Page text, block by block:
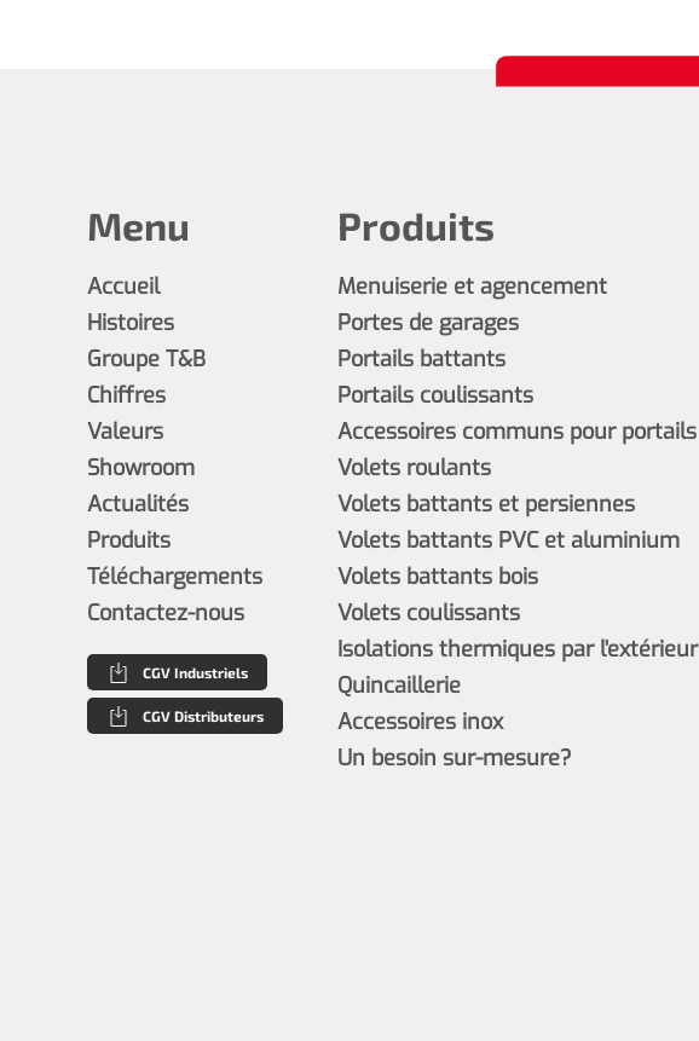
Produits
Menuiserie et agencement
Portes de garages
Portails battants
Portails coulissants
Accessoires communs pour portails
Volets roulants
Volets battants et persiennes
Volets battants PVC et aluminium
Volets battants bois
Volets coulissants
Isolations thermiques par l'extérieur
Quincaillerie
Accessoires inox
Un besoin sur-mesure?
Menu
Accueil
Histoires
Groupe T&B
Chiffres
Valeurs
Showroom
Actualités
Produits
Téléchargements
Contactez-nous
CGV Industriels
CGV Distributeurs